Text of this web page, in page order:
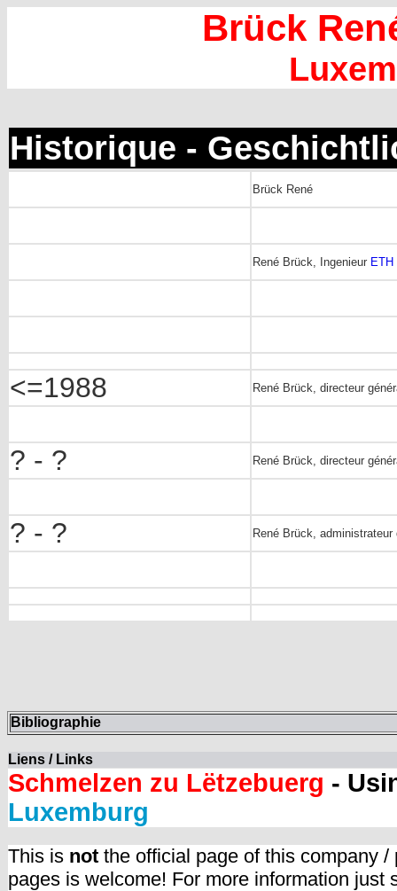
Brück
Historique -
Brück René
René Brück, Ingenieur ETH
<=1988 René Brück, directeur
? - ? René Brück, directeur
? - ? René Brück,
Bibliographie
Liens / Links
Schmelzen zu Lëtzebuerg -
Luxemburg
This is not the official page of this company
pages is welcome! For more information just